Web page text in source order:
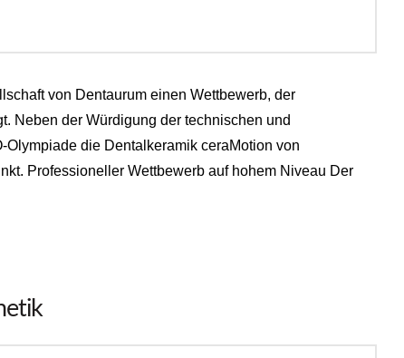
von Dentaurum einen Wettbewerb, der
Neben der Würdigung der technischen und
die Dentalkeramik ceraMotion von
Professioneller Wettbewerb auf hohem Niveau Der